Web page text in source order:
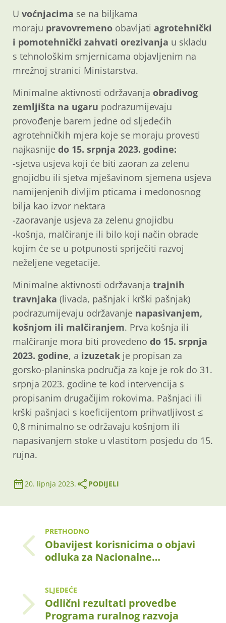
U voćnjacima se na biljkama
moraju pravovremeno obavljati agrotehnički
i pomotehnički zahvati orezivanja u skladu
s tehnološkim smjernicama objavljenim na
mrežnoj stranici Ministarstva.
Minimalne aktivnosti održavanja obradivog
zemljišta na ugaru podrazumijevaju
provođenje barem jedne od sljedećih
agrotehničkih mjera koje se moraju provesti
najkasnije do 15. srpnja 2023. godine:
-sjetva usjeva koji će biti zaoran za zelenu
gnojidbu ili sjetva mješavinom sjemena usjeva
namijenjenih divljim pticama i medonosnog
bilja kao izvor nektara
-zaoravanje usjeva za zelenu gnojidbu
-košnja, malčiranje ili bilo koji način obrade
kojim će se u potpunosti spriječiti razvoj
neželjene vegetacije.
Minimalne aktivnosti održavanja trajnih
travnjaka (livada, pašnjak i krški pašnjak)
podrazumijevaju održavanje napasivanjem,
košnjom ili malčiranjem. Prva košnja ili
malčiranje mora biti provedeno do 15. srpnja
2023. godine, a izuzetak je propisan za
gorsko-planinska područja za koje je rok do 31.
srpnja 2023. godine te kod intervencija s
propisanim drugačijim rokovima. Pašnjaci ili
krški pašnjaci s koeficijentom prihvatljivost ≤
0,8 minimalno se održavaju košnjom ili
napasivanjem stoke u vlastitom posjedu do 15.
rujna.
20. lipnja 2023. PODIJELI
PRETHODNO
Obavijest korisnicima o objavi
odluka za Nacionalne…
SLJEDEĆE
Odlični rezultati provedbe
Programa ruralnog razvoja